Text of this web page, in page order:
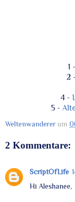
1
2 -
4 -
5 -
Weltenwanderer um
2 Kommentare:
ScriptOfLife
Hi Aleshanee,